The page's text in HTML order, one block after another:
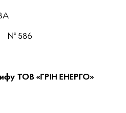
№ 586
ТОВ «ГРІН ЕНЕРГО»